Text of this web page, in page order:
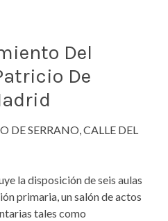
Del
De
DE SERRANO, CALLE DEL
la disposición de seis aulas
primaria, un salón de actos
tales como